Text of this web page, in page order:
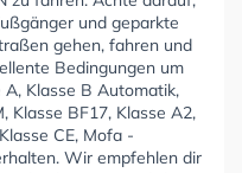
und geparkte
gehen, fahren und
Bedingungen um
A, Klasse B Automatik,
Klasse BF17, Klasse A2,
CE, Mofa -
Wir empfehlen dir